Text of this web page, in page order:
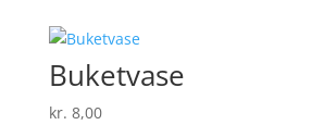
Buketvase
kr. 8,00